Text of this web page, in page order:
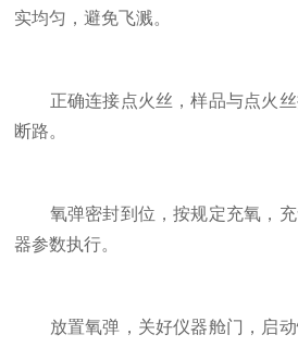
实均匀，避免飞溅。
正确连接点火丝，样品与点火丝
断路。
氧弹密封到位，按规定充氧，充
器参数执行。
放置氧弹，关好仪器舱门，启动